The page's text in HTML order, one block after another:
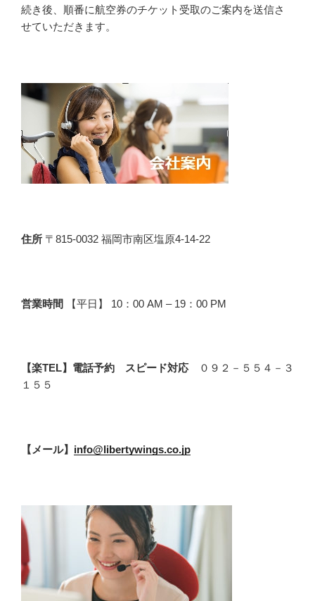
続き後、順番に航空券のチケット受取のご案内を送信さ
せていただきます。
住所 〒815-0032 福岡市南区塩原4-14-22
営業時間 【平日】 10：00 AM – 19：00 PM
【楽TEL】電話予約 スピード対応
０９２－５５４－３
１５５
【メール】 info@libertywings.co.jp